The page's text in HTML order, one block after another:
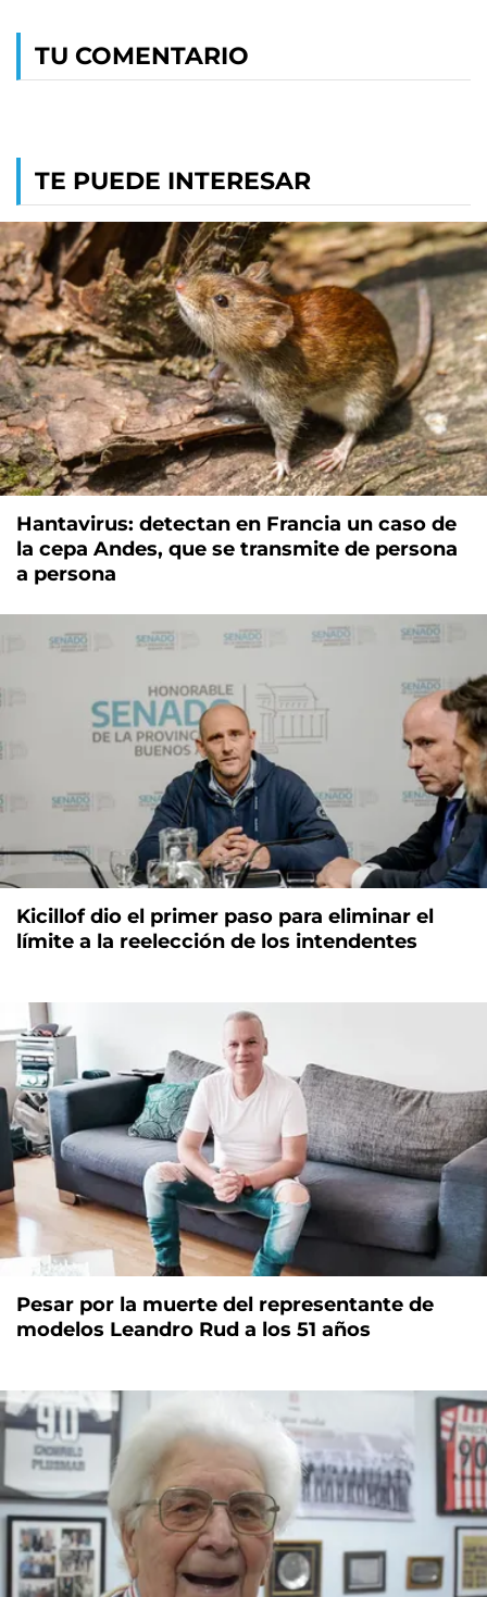
TU COMENTARIO
TE PUEDE INTERESAR
Hantavirus: detectan en Francia un caso de
la cepa Andes, que se transmite de persona
a persona
Kicillof dio el primer paso para eliminar el
límite a la reelección de los intendentes
Pesar por la muerte del representante de
modelos Leandro Rud a los 51 años